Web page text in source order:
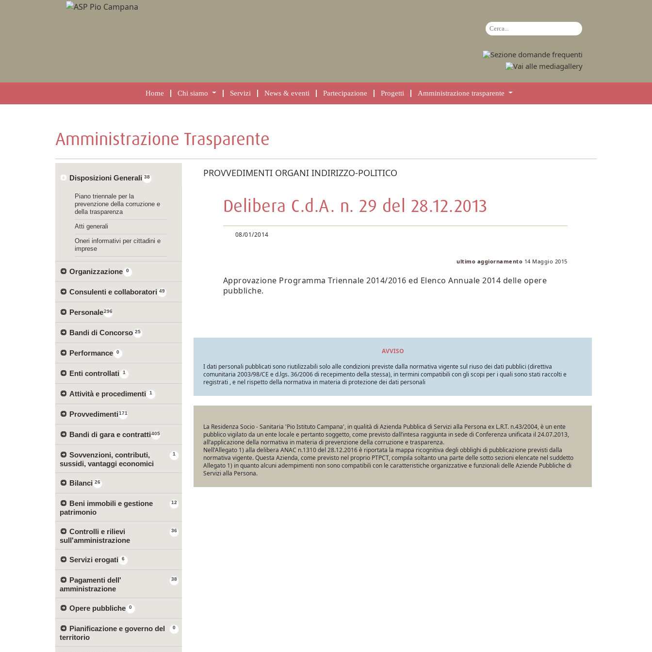
Home Chi siamo Servizi News & eventi Partecipazione Progetti Amministrazione trasparente
Amministrazione Trasparente
38
Disposizioni Generali
Piano triennale per la
prevenzione della corruzione e
della trasparenza
Atti generali
Oneri informativi per cittadini e
imprese
0
Organizzazione
49
Consulenti e collaboratori
296
Personale
25
Bandi di Concorso
0
Performance
1
Enti controllati
1
Attività e procedimenti
171
Provvedimenti
405
Bandi di gara e contratti
1
Sovvenzioni, contributi,
sussidi, vantaggi economici
26
Bilanci
12
Beni immobili e gestione
patrimonio
36
Controlli e rilievi
sull'amministrazione
6
Servizi erogati
38
Pagamenti dell'
amministrazione
0
Opere pubbliche
0
Pianificazione e governo del
territorio
PROVVEDIMENTI ORGANI INDIRIZZO-POLITICO
Delibera C.d.A. n. 29 del 28.12.2013
08/01/2014
ultimo aggiornamento 14 Maggio 2015
Approvazione Programma Triennale 2014/2016 ed Elenco Annuale 2014 delle opere
pubbliche.
AVVISO
I dati personali pubblicati sono riutilizzabili solo alle condizioni previste dalla normativa vigente sul riuso dei dati pubblici (direttiva
comunitaria 2003/98/CE e d.lgs. 36/2006 di recepimento della stessa), in termini compatibili con gli scopi per i quali sono stati raccolti e
registrati , e nel rispetto della normativa in materia di protezione dei dati personali
La Residenza Socio - Sanitaria 'Pio Istituto Campana', in qualità di Azienda Pubblica di Servizi alla Persona ex L.R.T. n.43/2004, è un ente
pubblico vigilato da un ente locale e pertanto soggetto, come previsto dall’intesa raggiunta in sede di Conferenza unificata il 24.07.2013,
all’applicazione della normativa in materia di prevenzione della corruzione e trasparenza.
Nell'Allegato 1) alla delibera ANAC n.1310 del 28.12.2016 è riportata la mappa ricognitiva degli obblighi di pubblicazione previsti dalla
normativa vigente. Questa Azienda, come previsto nel proprio PTPCT, compila soltanto una parte delle sotto sezioni elencate nel suddetto
Allegato 1) in quanto alcuni adempimenti non sono compatibili con le caratteristiche organizzative e funzionali delle Aziende Pubbliche di
Servizi alla Persona.